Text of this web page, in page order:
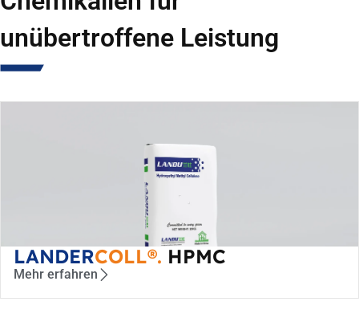
unübertroffene Leistung
LANDERCOLL®. HPMC
Mehr erfahren